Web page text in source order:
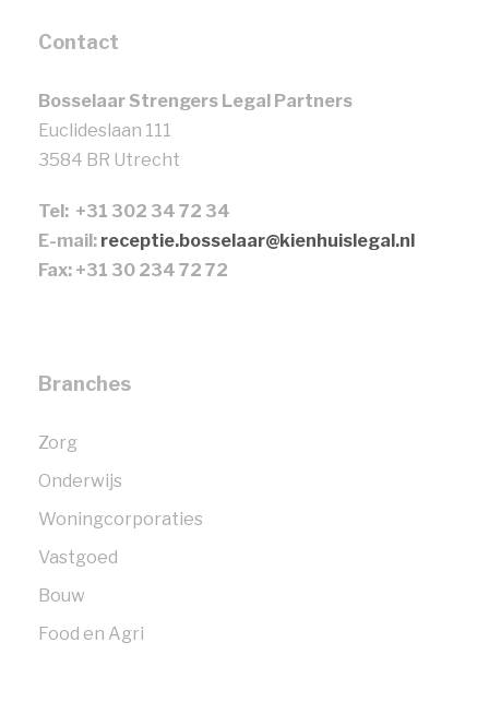
Contact
Bosselaar Strengers Legal Partners
Euclideslaan 111
3584 BR Utrecht
Tel: +31 302 34 72 34
E-mail: receptie.bosselaar@kienhuislegal.nl
Fax: +31 30 234 72 72
Branches
Zorg
Onderwijs
Woningcorporaties
Vastgoed
Bouw
Food en Agri